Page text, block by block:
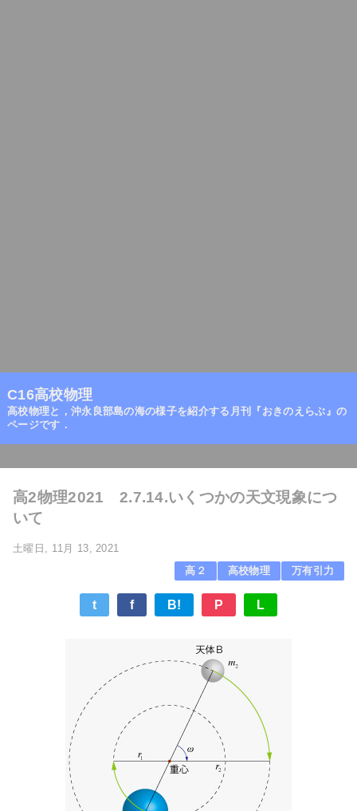
C16高校物理
高校物理と，沖永良部島の海の様子を紹介する月刊『おきのえらぶ』の
ページです．
高2物理2021 2.7.14.いくつかの天文現象につ
いて
土曜日, 11月 13, 2021
高２
高校物理 万有引力
t f B! P L